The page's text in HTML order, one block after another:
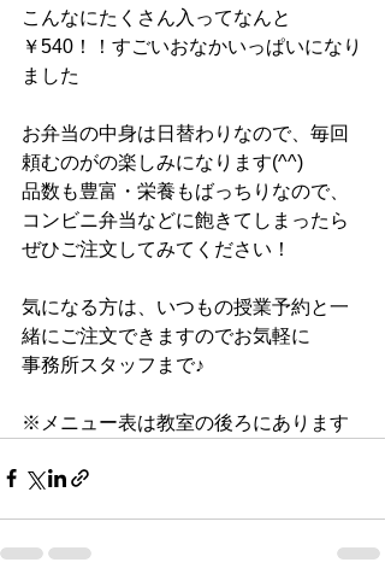
こんなにたくさん入ってなんと
￥540！！すごいおなかいっぱいになり
ました
お弁当の中身は日替わりなので、毎回
頼むのがの楽しみになります(^^)
品数も豊富・栄養もばっちりなので、
コンビニ弁当などに飽きてしまったら
ぜひご注文してみてください！
気になる方は、いつもの授業予約と一
緒にご注文できますのでお気軽に
事務所スタッフまで♪
※メニュー表は教室の後ろにあります